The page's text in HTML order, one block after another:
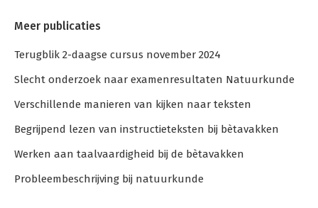
Meer publicaties
Terugblik 2-daagse cursus november 2024
Slecht onderzoek naar examenresultaten Natuurkunde
Verschillende manieren van kijken naar teksten
Begrijpend lezen van instructieteksten bij bètavakken
Werken aan taalvaardigheid bij de bètavakken
Probleembeschrijving bij natuurkunde